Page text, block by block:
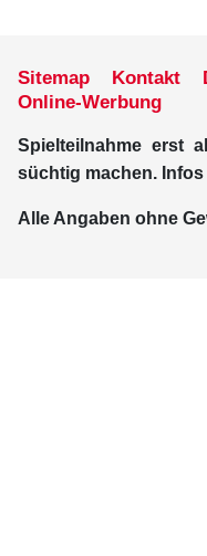
Sitemap Kontakt
Online-Werbung
Spielteilnahme erst
süchtig machen.
Alle Angaben ohne